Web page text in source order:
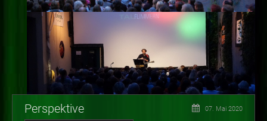
Perspektive 07. Mai 2020